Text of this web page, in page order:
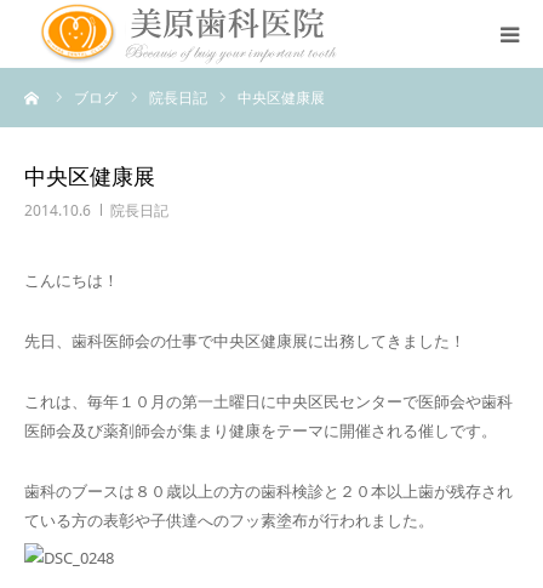
ブログ 院長日記 中央区健康展
中央区健康展
2014.10.6 院長日記
こんにちは！
先日、歯科医師会の仕事で中央区健康展に出務してきました！
これは、毎年１０月の第一土曜日に中央区民センターで医師会や歯科
医師会及び薬剤師会が集まり健康をテーマに開催される催しです。
歯科のブースは８０歳以上の方の歯科検診と２０本以上歯が残存され
ている方の表彰や子供達へのフッ素塗布が行われました。
医院のコンセプト
診療案内